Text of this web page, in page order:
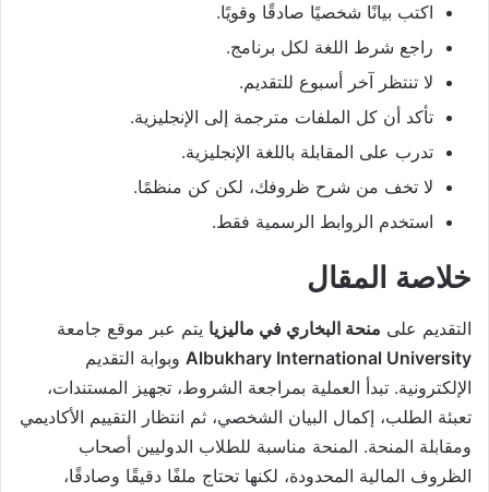
اكتب بيانًا شخصيًا صادقًا وقويًا.
راجع شرط اللغة لكل برنامج.
لا تنتظر آخر أسبوع للتقديم.
تأكد أن كل الملفات مترجمة إلى الإنجليزية.
تدرب على المقابلة باللغة الإنجليزية.
لا تخف من شرح ظروفك، لكن كن منظمًا.
استخدم الروابط الرسمية فقط.
خلاصة المقال
التقديم على منحة البخاري في ماليزيا يتم عبر موقع جامعة
Albukhary International University وبوابة التقديم
الإلكترونية. تبدأ العملية بمراجعة الشروط، تجهيز المستندات،
تعبئة الطلب، إكمال البيان الشخصي، ثم انتظار التقييم الأكاديمي
ومقابلة المنحة. المنحة مناسبة للطلاب الدوليين أصحاب
الظروف المالية المحدودة، لكنها تحتاج ملفًا دقيقًا وصادقًا،